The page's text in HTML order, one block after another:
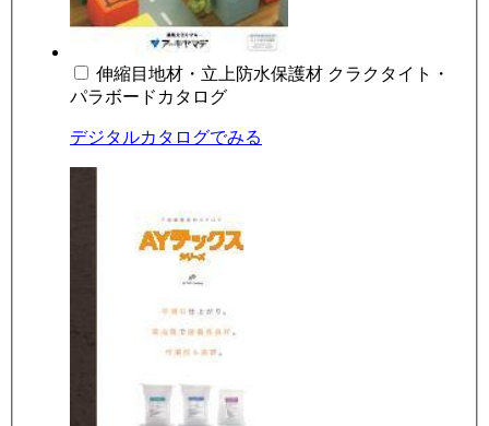
伸縮目地材・立上防水保護材 クラクタイト・
パラボードカタログ
デジタルカタログでみる